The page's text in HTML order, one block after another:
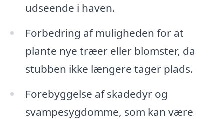
udseende i haven.
Forbedring af muligheden for at
plante nye træer eller blomster, da
stubben ikke længere tager plads.
Forebyggelse af skadedyr og
svampesygdomme, som kan være